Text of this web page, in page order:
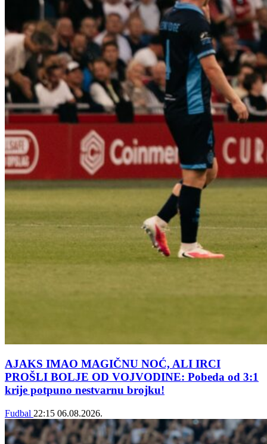
AJAKS IMAO MAGIČNU NOĆ, ALI IRCI
PROŠLI BOLJE OD VOJVODINE: Pobeda od 3:1
krije potpuno nestvarnu brojku!
Fudbal 22:15 06.08.2026.